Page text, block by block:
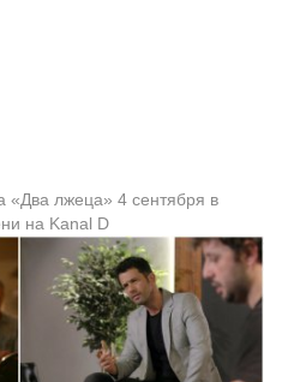
«Два лжеца» 4 сентября в
на Kanal D